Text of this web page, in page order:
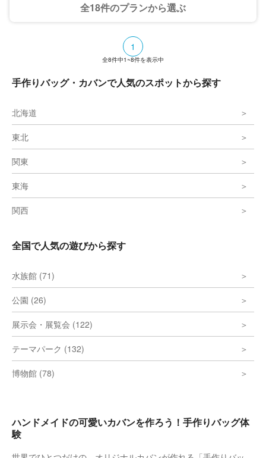
全18件のプランから選ぶ
1
全8件中1~8件を表示中
手作りバッグ・カバンで人気のスポットから探す
北海道
東北
関東
東海
関西
全国で人気の遊びから探す
水族館 (71)
公園 (26)
展示会・展覧会 (122)
テーマパーク (132)
博物館 (78)
ハンドメイドの可愛いカバンを作ろう！手作りバッグ体
験